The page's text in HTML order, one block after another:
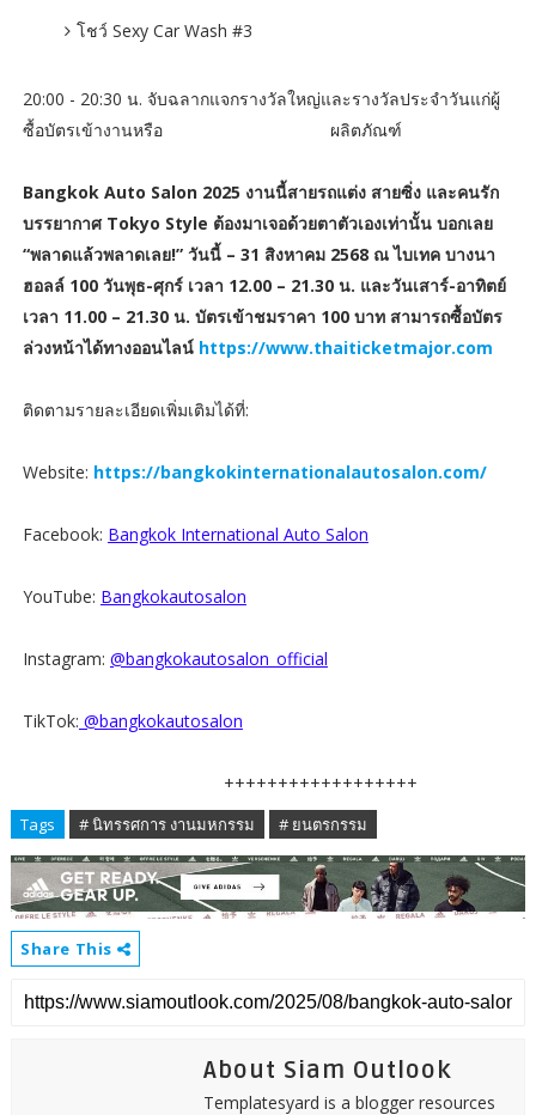
โชว์ Sexy Car Wash #3
20:00 - 20:30 น. จับฉลากแจกรางวัลใหญ่และรางวัลประจำวันแก่ผู้
ซื้อบัตรเข้างานหรือ ผลิตภัณฑ์
Bangkok Auto Salon 2025 งานนี้สายรถแต่ง สายซิ่ง และคนรัก
บรรยากาศ Tokyo Style ต้องมาเจอด้วยตาตัวเองเท่านั้น บอกเลย
“พลาดแล้วพลาดเลย!” วันนี้ – 31 สิงหาคม 2568 ณ ไบเทค บางนา
ฮอลล์ 100 วันพุธ-ศุกร์ เวลา 12.00 – 21.30 น. และวันเสาร์-อาทิตย์
เวลา 11.00 – 21.30 น. บัตรเข้าชมราคา 100 บาท สามารถซื้อบัตร
ล่วงหน้าได้ทางออนไลน์ https://www.thaiticketmajor.com
ติดตามรายละเอียดเพิ่มเติมได้ที่:
Website: https://bangkokinternationalautosalon.com/
Facebook: Bangkok International Auto Salon
YouTube: Bangkokautosalon
Instagram: @bangkokautosalon_official
TikTok: @bangkokautosalon
++++++++++++++++++
Tags # นิทรรศการ งานมหกรรม # ยนตรกรรม
Share This
About Siam Outlook
Templatesyard is a blogger resources